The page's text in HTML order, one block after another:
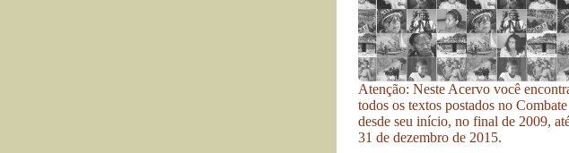
Atenção: Neste Acervo você
todos os textos postados no Combate
desde seu início, no final de 2009,
31 de dezembro de 2015.